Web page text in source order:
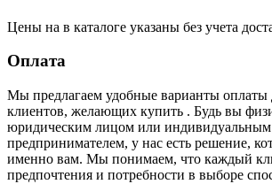
Цены на в каталоге указаны без учета
Оплата
Мы предлагаем удобные варианты оплаты
клиентов, желающих купить . Будь вы
юридическим лицом или индивидуальным
предпринимателем, у нас есть решение,
именно вам. Мы понимаем, что каждый
предпочтения и потребности в выборе